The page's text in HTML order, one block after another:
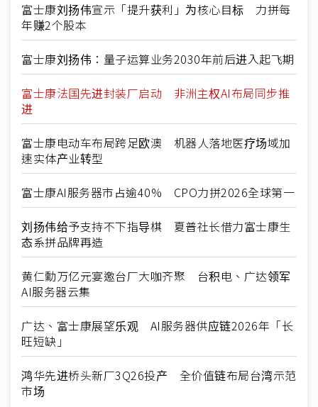
富士康刘扬伟宣示「提升获利」为核心目标 力拼每
年赚2个股本
富士康刘扬伟：量子运算业务2030年前后进入起飞期
富士康法国先进封装厂启动 非洲主权AI布局同步推
进
富士康电动车布局跨足欧澳 机器人落地医疗场域加
速实体产业转型
富士康AI服务器市占逾40% CPO力拼2026全球第一
刘扬伟给予支持不下指导棋 夏普社长借力富士康生
态系拼品牌再造
黄仁勳万亿元宴邀台厂大咖齐聚 台积电、广达领军
AI服务器云集
广达、富士康展望乐观 AI服务器供应链2026年「长
旺短缺」
鸿华先进桥头新厂3Q26投产 全价值链布局台湾示范
市场